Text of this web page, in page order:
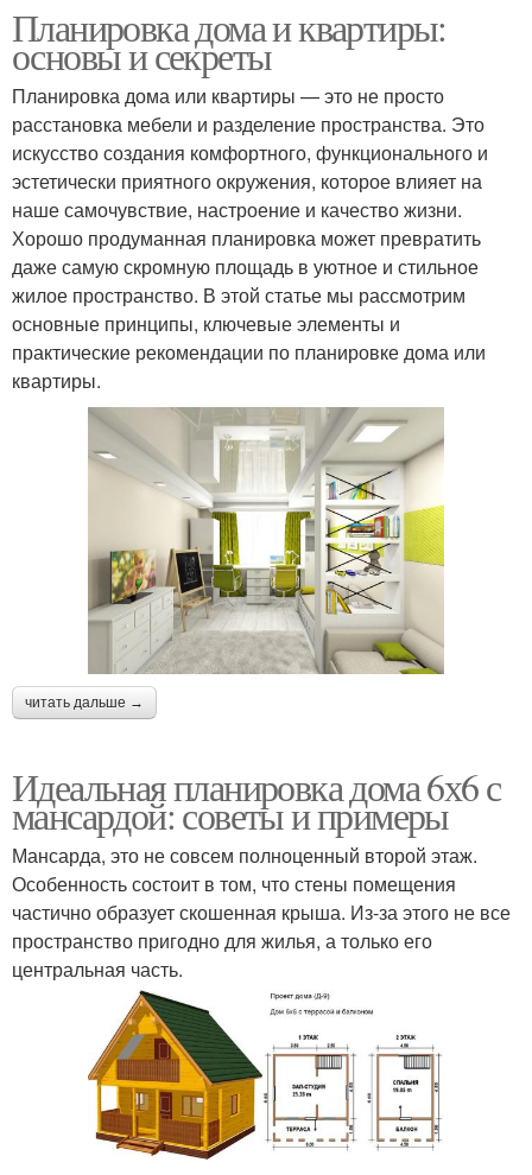
Планировка дома и квартиры:
основы и секреты
Планировка дома или квартиры — это не просто
расстановка мебели и разделение пространства. Это
искусство создания комфортного, функционального и
эстетически приятного окружения, которое влияет на
наше самочувствие, настроение и качество жизни.
Хорошо продуманная планировка может превратить
даже самую скромную площадь в уютное и стильное
жилое пространство. В этой статье мы рассмотрим
основные принципы, ключевые элементы и
практические рекомендации по планировке дома или
квартиры.
читать дальше →
Идеальная планировка дома 6х6 с
мансардой: советы и примеры
Мансарда, это не совсем полноценный второй этаж.
Особенность состоит в том, что стены помещения
частично образует скошенная крыша. Из-за этого не все
пространство пригодно для жилья, а только его
центральная часть.